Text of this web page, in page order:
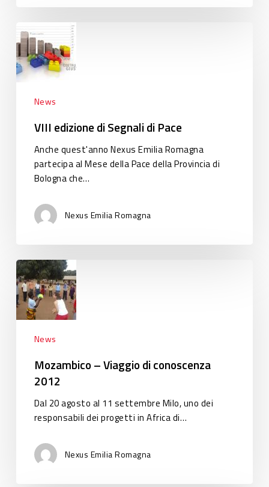
VIII
edizione
di
Segnali
PaceNews
VIII edizione di Segnali di Pace
Anche quest'anno Nexus Emilia Romagna
partecipa al Mese della Pace della Provincia di
Bologna che…
Nexus Emilia Romagna
Mozambico
–
Viaggio
di
conoscenza
2012News
Mozambico – Viaggio di conoscenza
2012
Dal 20 agosto al 11 settembre Milo, uno dei
responsabili dei progetti in Africa di…
Nexus Emilia Romagna